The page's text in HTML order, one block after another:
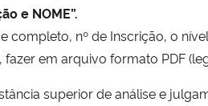
e NOME”.
nº de Inscrição, o
em arquivo formato PDF
superior de análise e